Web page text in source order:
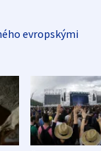
evropskými